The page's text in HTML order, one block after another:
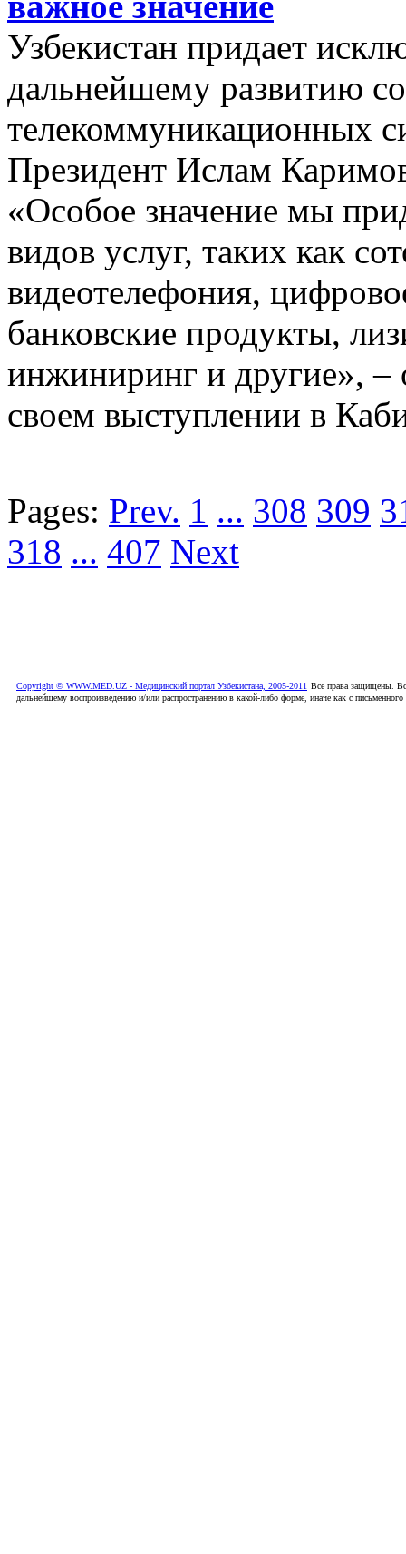
Узбекистан придает
дальнейшему развитию
телекоммуникационных
Президент Ислам
«Особое значение мы
видов услуг, таких как
видеотелефония,
банковские продукты,
инжиниринг и другие», –
своем выступлении в
Pages: Prev. 1 ... 308 309
318 ... 407 Next
Copyright © WWW.MED.UZ - Медицинский портал Узбекистана, 2005-2011 Все права защищены.
дальнейшему воспроизведению и/или распространению в какой-либо форме, иначе как с